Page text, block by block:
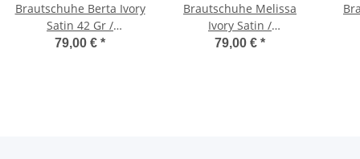
Brautschuhe Berta Ivory
Satin 42 Gr /
G.Westerleigh SALE
79,00 € *
Brautschuhe Melissa
Ivory Satin /
G.Westerleigh SALE
79,00 € *